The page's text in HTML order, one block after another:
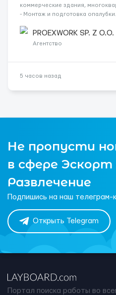
коммерческие здания,
- Монтаж и подготовка
Связка арматурных стержней. -
опалубки после за...
PROEXWORK SP. Z O.O.
Агентство
5 часов назад
Не пропусти
в сфере
Развлечение
Подпишись на наш телеграм-
Открыть Telegram
Портал поиска работы во